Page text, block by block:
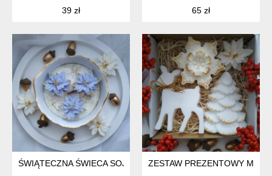
39 zł
65 zł
ŚWIĄTECZNA ŚWIECA SOJOWA
ZESTAW PREZENTOWY